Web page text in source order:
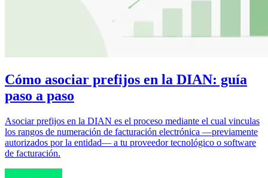
Cómo asociar prefijos en la DIAN: guía
paso a paso
Asociar prefijos en la DIAN es el proceso mediante el cual vinculas
los rangos de numeración de facturación electrónica —previamente
autorizados por la entidad— a tu proveedor tecnológico o software
de facturación.